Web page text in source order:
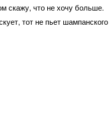
скажу, что не хочу больше.
тот не пьет шампанского